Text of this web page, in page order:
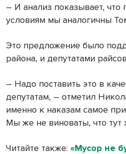
– И анализ показывает, что
условиям мы аналогичны
Это предложение было
района, и депутатами
– Надо поставить это в
депутатам, – отметил
именно к наказам самое
Мы же не виноваты, что тут
Читайте также: «Мусор не